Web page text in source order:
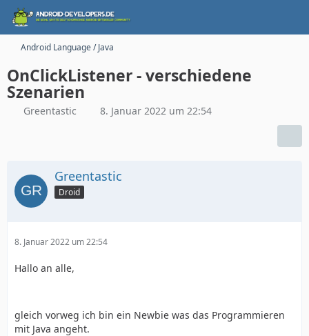
Android Language / Java
OnClickListener - verschiedene
Szenarien
Greentastic 8. Januar 2022 um 22:54
Greentastic
Droid
8. Januar 2022 um 22:54
Hallo an alle,
gleich vorweg ich bin ein Newbie was das Programmieren
mit Java angeht.